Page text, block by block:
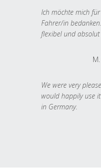
Ich möchte mich
Fahrer/in
flexibel und
We were very
would happily use
in Germany.